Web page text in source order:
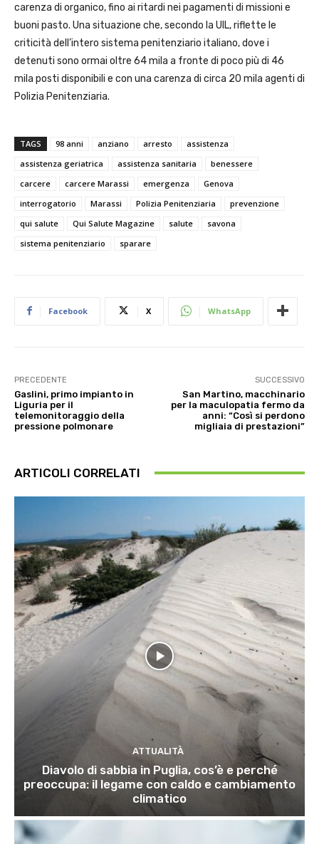
carenza di organico, fino ai ritardi nei pagamenti di missioni e
buoni pasto. Una situazione che, secondo la UIL, riflette le
criticità dell’intero sistema penitenziario italiano, dove i
detenuti sono ormai oltre 64 mila a fronte di poco più di 46
mila posti disponibili e con una carenza di circa 20 mila agenti di
Polizia Penitenziaria.
TAGS 98 anni anziano arresto
assistenza
assistenza geriatrica
assistenza sanitaria
benessere
carcere
carcere Marassi emergenza
Genova
interrogatorio
Marassi Polizia Penitenziaria
prevenzione
qui salute
Qui Salute Magazine salute
savona
sistema penitenziario
sparare
Facebook X WhatsApp
PRECEDENTE
Gaslini, primo impianto in
Liguria per il
telemonitoraggio della
pressione polmonare
SUCCESSIVO
San Martino, macchinario
per la maculopatia fermo da
anni: “Così si perdono
migliaia di prestazioni”
ARTICOLI CORRELATI
ATTUALITÀ
Diavolo di sabbia in Puglia, cos’è e perché
preoccupa: il legame con caldo e cambiamento
climatico